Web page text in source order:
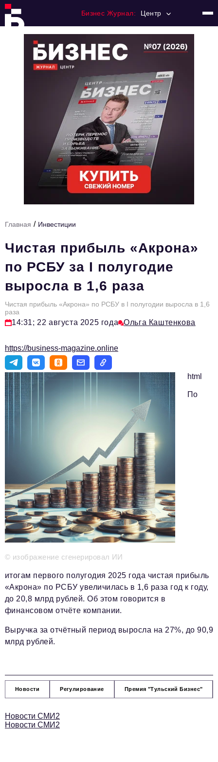
Бизнес Журнал: Центр
Регулирование
Премия "Тульский Бизнес"
История тульского предпринимательства
Тема номера
HR
Персона номера
Инфраструктура развития
Технологии и тренды
Импортозамещение
Мероприятия
Авторские материалы
Видео
+7 495 727-01-67
Электронные почты редакции:
Информационный отдел
info@business-magazine.online
Отдел рекламы
reklama@business-magazine.online
Отдел распространения/редакционная подписка
podpiska@business-magazine.online
Отдел по работе с партнерами
partner@business-magazine.online
Главная / Инвестиции
Чистая прибыль «Акрона»
по РСБУ за I полугодие
выросла в 1,6 раза
Чистая прибыль «Акрона» по РСБУ в I полугодии выросла в 1,6
раза
14:31; 22 августа 2025 года Ольга Каштенкова
https://business-magazine.online
© изображение сгенерировал ИИ
html
По
итогам первого полугодия 2025 года чистая прибыль
«Акрона» по РСБУ увеличилась в 1,6 раза год к году,
до 20,8 млрд рублей. Об этом говорится в
финансовом отчёте компании.
Выручка за отчётный период выросла на 27%, до 90,9
млрд рублей.
Новости Регулирование Премия "Тульский Бизнес"
Новости СМИ2
Новости СМИ2